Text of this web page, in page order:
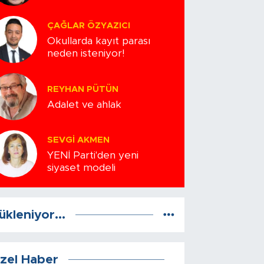
ÇAĞLAR ÖZYAZICI
Okullarda kayıt parası
neden isteniyor!
REYHAN PÜTÜN
Adalet ve ahlak
SEVGI AKMEN
YENİ Parti'den yeni
siyaset modeli
Haber